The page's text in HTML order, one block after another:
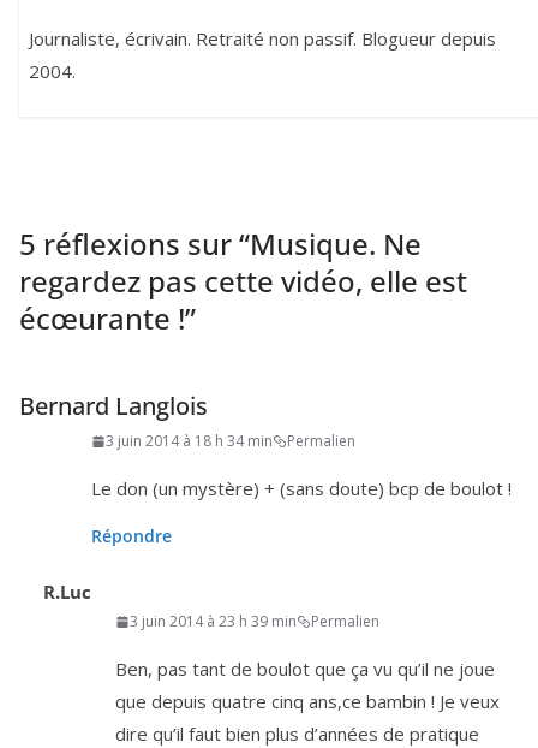
Journaliste, écrivain. Retraité non passif. Blogueur depuis
2004.
5 réflexions sur “Musique. Ne
regardez pas cette vidéo, elle est
écœurante !”
Bernard Langlois
3 juin 2014 à 18 h 34 min Permalien
Le don (un mys­tère) + (sans doute) bcp de boulot !
Répondre
R.Luc
3 juin 2014 à 23 h 39 min Permalien
Ben, pas tant de bou­lot que ça vu qu’il ne joue
que depuis quatre cinq ans,ce bam­bin ! Je veux
dire qu’il faut bien plus d’an­nées de pra­tique